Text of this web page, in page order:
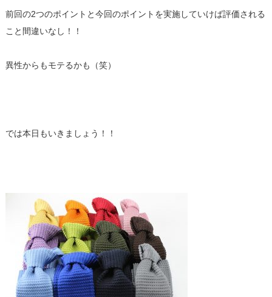
前回の2つのポイントと今回のポイントを実施していけば評価される
こと間違いなし！！
異性からもモテるかも（笑）
では本日もいきましょう！！